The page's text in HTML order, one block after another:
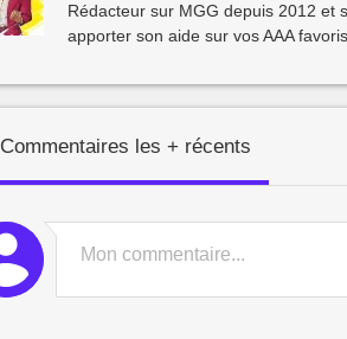
Rédacteur sur MGG depuis 2012 et
apporter son aide sur vos AAA favoris.
Commentaires les + récents